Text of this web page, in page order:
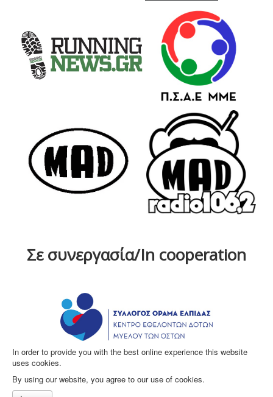
Σε συνεργασία/In cooperation
In order to provide you with the best online experience this website
uses cookies.
By using our website, you agree to our use of cookies.